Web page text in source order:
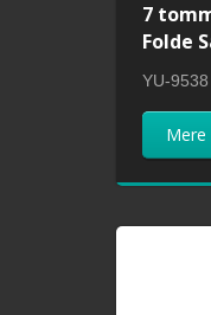
7
Folde
YU-9538
Mere